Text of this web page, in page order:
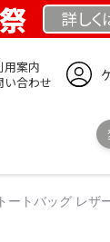
詳しく
用案内
い合わせ
トバッグ レザ